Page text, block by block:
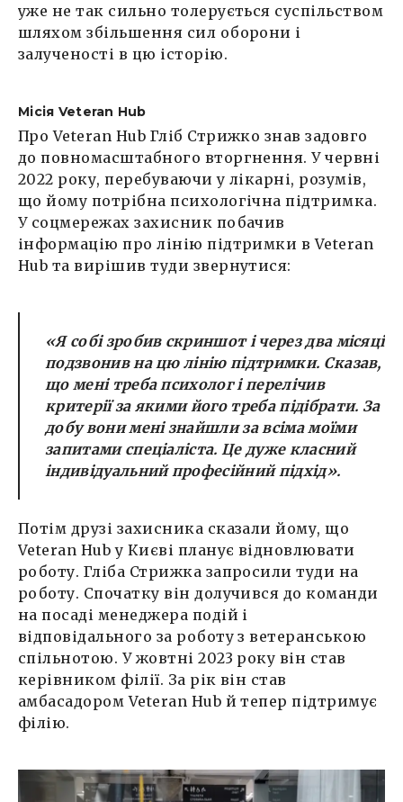
уже не так сильно толерується суспільством
шляхом збільшення сил оборони і
залученості в цю історію.
Місія Veteran Hub
Про Veteran Hub Гліб Стрижко знав задовго
до повномасштабного вторгнення. У червні
2022 року, перебуваючи у лікарні, розумів,
що йому потрібна психологічна підтримка.
У соцмережах захисник побачив
інформацію про лінію підтримки в Veteran
Hub та вирішив туди звернутися:
«Я собі зробив скриншот і через два місяці
подзвонив на цю лінію підтримки. Сказав,
що мені треба психолог і перелічив
критерії за якими його треба підібрати. За
добу вони мені знайшли за всіма моїми
запитами спеціаліста. Це дуже класний
індивідуальний професійний підхід».
Потім друзі захисника сказали йому, що
Veteran Hub у Києві планує відновлювати
роботу. Гліба Стрижка запросили туди на
роботу. Спочатку він долучився до команди
на посаді менеджера подій і
відповідального за роботу з ветеранською
спільнотою. У жовтні 2023 року він став
керівником філії. За рік він став
амбасадором Veteran Hub й тепер підтримує
філію.